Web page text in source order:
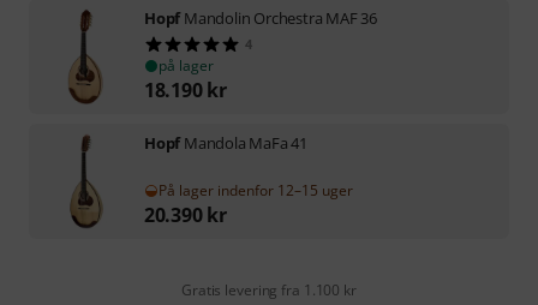
Hopf Mandolin Orchestra MAF 36
4
på lager
18.190 kr
Hopf Mandola MaFa 41
På lager indenfor 12–15 uger
20.390 kr
Gratis levering fra 1.100 kr